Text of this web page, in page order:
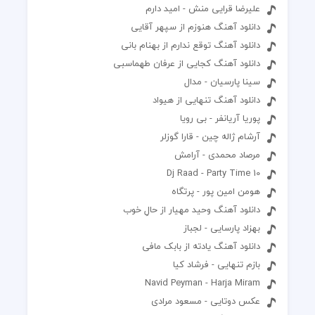
علیرضا قرایی منش - امید دارم
دانلود آهنگ هنوزم از سپهر آقایی
دانلود آهنگ توقع ندارم از بهنام بانی
دانلود آهنگ کجایی از عرفان طهماسبی
سینا پارسیان - مدال
دانلود آهنگ تنهایی از هیواد
پوریا آریانفر - بی رویا
آرشام ژاله چین - قارا گوزلر
مرصاد محمدی - آرامش
Dj Raad - Party Time 10
هومن امین پور - پرتگاه
دانلود آهنگ وحید مهیار از حالِ خوب
بهزاد پارسایی - لجباز
دانلود آهنگ یادته از بابک مافی
بازم تنهایی - فرشاد کیا
Navid Peyman - Harja Miram
عکس دوتایی - مسعود مرادی